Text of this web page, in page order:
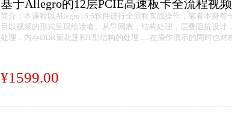
基于Allegro的12层PCIE高速板卡全流程视
简介：本课程以Allegro16.6软件进行全流程实战操作，笔者本身
目以视频的形式呈现给读者。从导网表，结构处理，层叠阻抗设
处理，内存DDR菊花莲和T型结构的处理......在操作演示的同时也对
¥1599.00